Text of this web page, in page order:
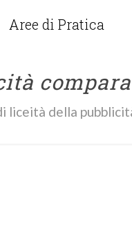
Aree di Pratica
liceità della